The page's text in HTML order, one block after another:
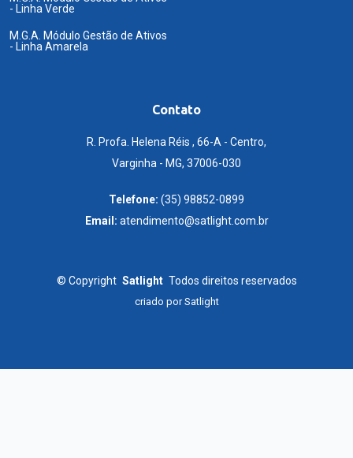
- Linha Verde
M.G.A. Módulo Gestão de Ativos
- Linha Amarela
Contato
R. Profa. Helena Réis , 66-A - Centro,
Varginha - MG, 37006-030
Telefone: (35) 98852-0899
Email: atendimento@satlight.com.br
© Copyright Satlight Todos direitos reservados
criado porSatlight